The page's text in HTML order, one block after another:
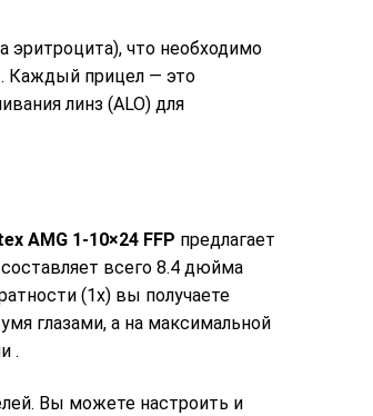
что необходимо
. Каждый прицел — это
линз (ALO) для
AMG 1-10×24 FFP предлагает
всего 8.4 дюйма
(1x) вы получаете
глазами, а на максимальной
.
Вы можете настроить и